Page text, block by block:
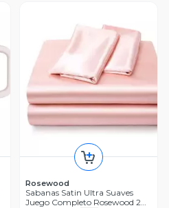
Rosewood
Sabanas Satin Ultra Suaves
Juego Completo Rosewood 2